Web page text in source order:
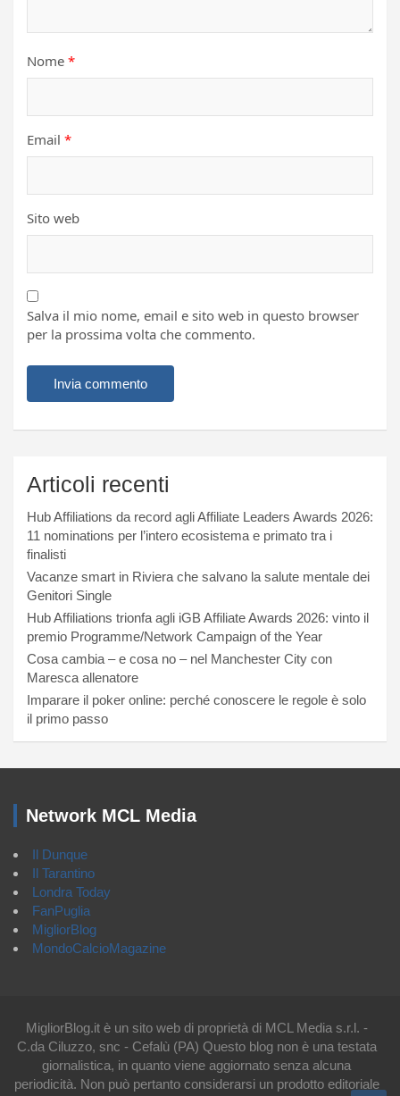
Nome *
Email *
Sito web
Salva il mio nome, email e sito web in questo browser
per la prossima volta che commento.
Articoli recenti
Hub Affiliations da record agli Affiliate Leaders Awards 2026:
11 nominations per l’intero ecosistema e primato tra i
finalisti
Vacanze smart in Riviera che salvano la salute mentale dei
Genitori Single
Hub Affiliations trionfa agli iGB Affiliate Awards 2026: vinto il
premio Programme/Network Campaign of the Year
Cosa cambia – e cosa no – nel Manchester City con
Maresca allenatore
Imparare il poker online: perché conoscere le regole è solo
il primo passo
Network MCL Media
Il Dunque
Il Tarantino
Londra Today
FanPuglia
MigliorBlog
MondoCalcioMagazine
MigliorBlog.it è un sito web di proprietà di MCL Media s.r.l. -
C.da Ciluzzo, snc - Cefalù (PA) Questo blog non è una testata
giornalistica, in quanto viene aggiornato senza alcuna
periodicità. Non può pertanto considerarsi un prodotto editoriale